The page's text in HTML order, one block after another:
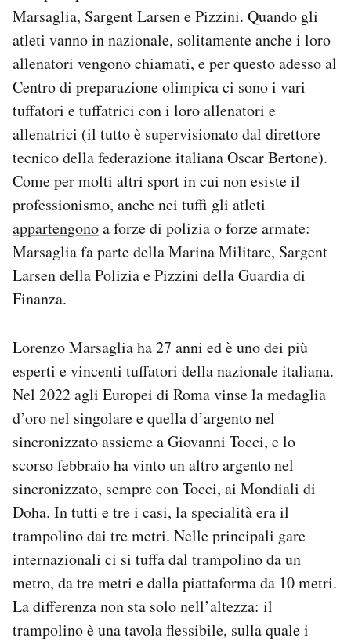
Marsaglia, Sargent Larsen e Pizzini. Quando gli
atleti vanno in nazionale, solitamente anche i loro
allenatori vengono chiamati, e per questo adesso al
Centro di preparazione olimpica ci sono i vari
tuffatori e tuffatrici con i loro allenatori e
allenatrici (il tutto è supervisionato dal direttore
tecnico della federazione italiana Oscar Bertone).
Come per molti altri sport in cui non esiste il
professionismo, anche nei tuffi gli atleti
appartengonoa forze di polizia o forze armate:
Marsaglia fa parte della Marina Militare, Sargent
Larsen della Polizia e Pizzini della Guardia di
Finanza.
Lorenzo Marsaglia ha 27 anni ed è uno dei più
esperti e vincenti tuffatori della nazionale italiana.
Nel 2022 agli Europei di Roma vinse la medaglia
d’oro nel singolare e quella d’argento nel
sincronizzato assieme a Giovanni Tocci, e lo
scorso febbraio ha vinto un altro argento nel
sincronizzato, sempre con Tocci, ai Mondiali di
Doha. In tutti e tre i casi, la specialità era il
trampolino dai tre metri. Nelle principali gare
internazionali ci si tuffa dal trampolino da un
metro, da tre metri e dalla piattaforma da 10 metri.
La differenza non sta solo nell’altezza: il
trampolino è una tavola flessibile, sulla quale i